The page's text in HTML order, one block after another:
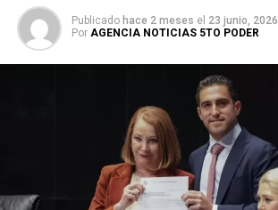
Publicado hace 2 meses el 23 junio, 2026
Por AGENCIA NOTICIAS 5TO PODER